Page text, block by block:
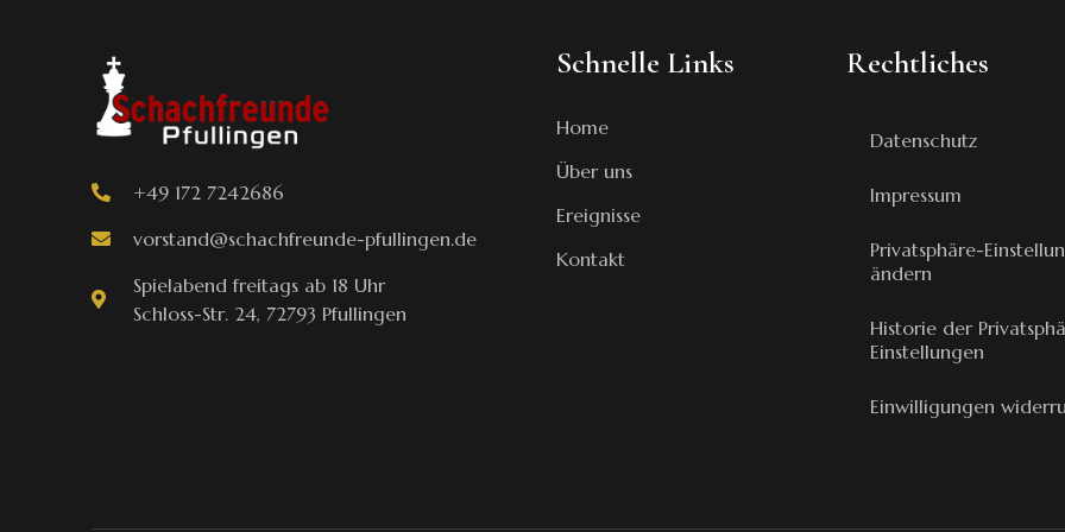
+49 172 7242686
vorstand@schachfreunde-pfullingen.de
Spielabend freitags ab 18 Uhr
Schloss-Str. 24, 72793 Pfullingen
Schnelle Links
Home
Über uns
Ereignisse
Kontakt
Rechtliches
Datenschutz
Impressum
Privatsphäre-
ändern
Historie der
Einstellungen
Einwilligungen